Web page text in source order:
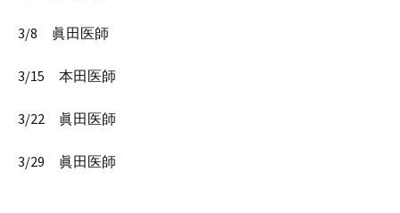
3/8 眞田医師
3/15 本田医師
3/22 眞田医師
3/29 眞田医師